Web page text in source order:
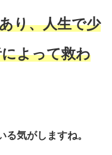
り、人生で少
よって救わ
気がしますね。